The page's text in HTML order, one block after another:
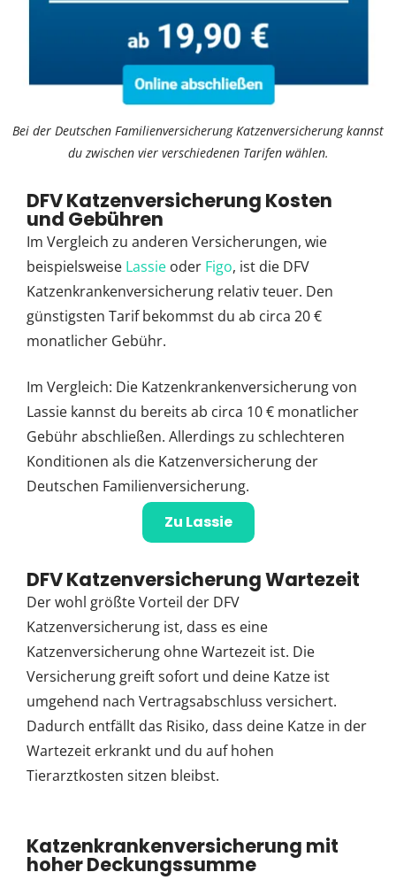
Bei der Deutschen Familienversicherung Katzenversicherung kannst
du zwischen vier verschiedenen Tarifen wählen.
DFV Katzenversicherung Kosten
und Gebühren
Im Vergleich zu anderen Versicherungen, wie
beispielsweise Lassie oder Figo, ist die DFV
Katzenkrankenversicherung relativ teuer. Den
günstigsten Tarif bekommst du ab circa 20 €
monatlicher Gebühr.
Im Vergleich: Die Katzenkrankenversicherung von
Lassie kannst du bereits ab circa 10 € monatlicher
Gebühr abschließen. Allerdings zu schlechteren
Konditionen als die Katzenversicherung der
Deutschen Familienversicherung.
Zu Lassie
DFV Katzenversicherung Wartezeit
Der wohl größte Vorteil der DFV
Katzenversicherung ist, dass es eine
Katzenversicherung ohne Wartezeit ist. Die
Versicherung greift sofort und deine Katze ist
umgehend nach Vertragsabschluss versichert.
Dadurch entfällt das Risiko, dass deine Katze in der
Wartezeit erkrankt und du auf hohen
Tierarztkosten sitzen bleibst.
Katzenkrankenversicherung mit
hoher Deckungssumme